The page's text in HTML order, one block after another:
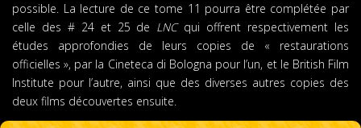
possible. La lecture de ce tome 11 pourra être complétée par
celle des # 24 et 25 de LNCqui offrent respectivement les
études approfondies de leurs copies de « restaurations
officielles », par la Cineteca di Bologna pour l’un, et le British Film
Institute pour l’autre, ainsi que des diverses autres copies des
deux films découvertes ensuite.